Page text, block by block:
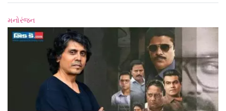
મનોરંજન